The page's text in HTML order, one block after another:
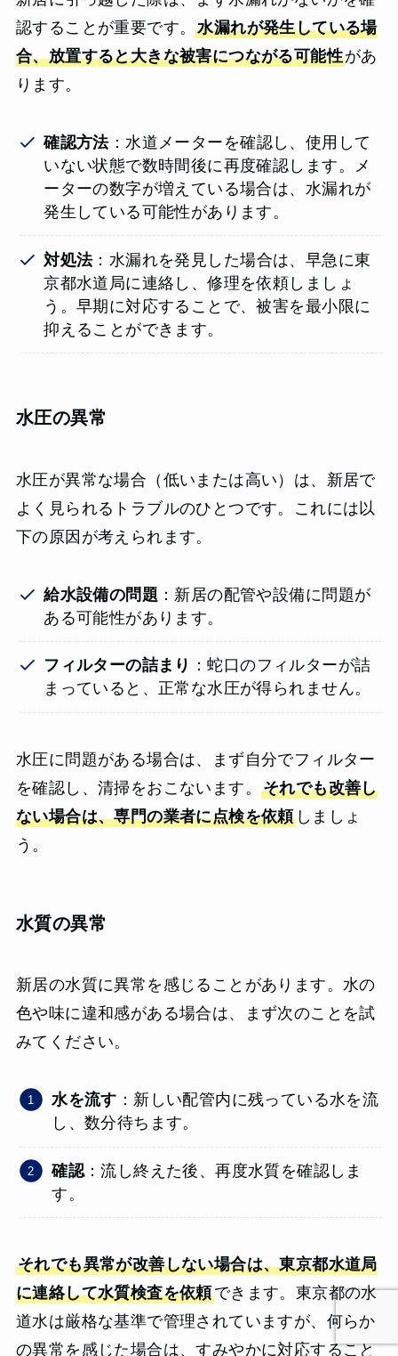
認することが重要です。水漏れが発生している場
合、放置すると大きな被害につながる可能性があ
ります。
確認方法：水道メーターを確認し、使用して
いない状態で数時間後に再度確認します。メ
ーターの数字が増えている場合は、水漏れが
発生している可能性があります。
対処法：水漏れを発見した場合は、早急に東
京都水道局に連絡し、修理を依頼しましょ
う。早期に対応することで、被害を最小限に
抑えることができます。
水圧の異常
水圧が異常な場合（低いまたは高い）は、新居で
よく見られるトラブルのひとつです。これには以
下の原因が考えられます。
給水設備の問題 ：新居の配管や設備に問題が
ある可能性があります。
フィルターの詰まり ：蛇口のフィルターが詰
まっていると、正常な水圧が得られません。
水圧に問題がある場合は、まず自分でフィルター
を確認し、清掃をおこないます。 それでも改善し
ない場合は、専門の業者に点検を依頼しましょ
う。
水質の異常
新居の水質に異常を感じることがあります。水の
色や味に違和感がある場合は、まず次のことを試
みてください。
水を流す ：新しい配管内に残っている水を流
し、数分待ちます。
確認：流し終えた後、再度水質を確認しま
す。
それでも異常が改善しない場合は、東京都水道局
に連絡して水質検査を依頼できます。東京都の水
道水は厳格な基準で管理されていますが、何らか
の異常を感じた場合は、すみやかに対応すること